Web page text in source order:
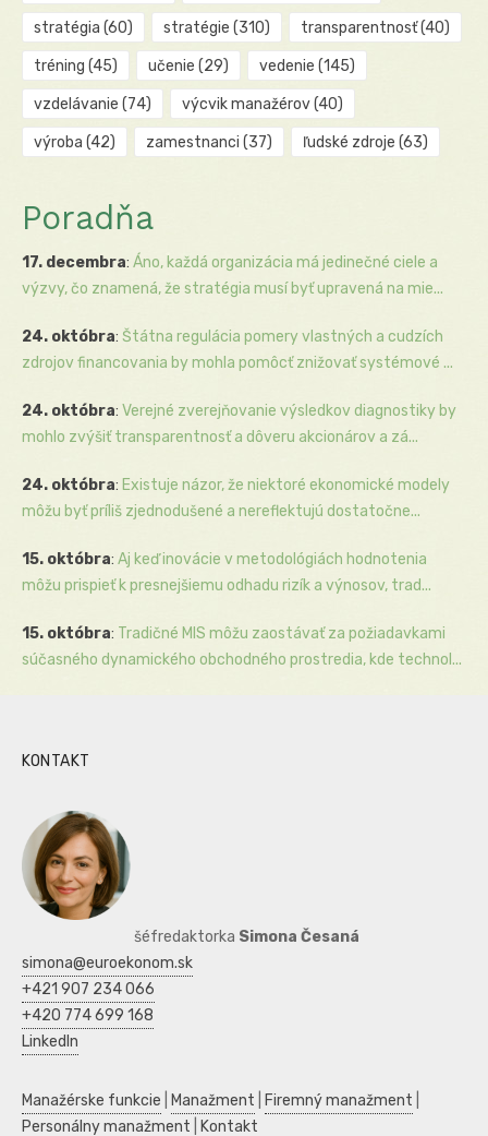
stratégia (60) stratégie (310) transparentnosť(40)
tréning (45) učenie (29) vedenie (145)
vzdelávanie (74) výcvik manažérov(40)
výroba (42) zamestnanci (37) ľudské zdroje (63)
Poradňa
17. decembra: Áno, každá organizácia má jedinečné ciele a
výzvy, čo znamená, že stratégia musí byť upravená na mie...
24. októbra: Štátna regulácia pomery vlastných a cudzích
zdrojov financovania by mohla pomôcť znižovať systémové ...
24. októbra: Verejné zverejňovanie výsledkov diagnostiky by
mohlo zvýšiť transparentnosť a dôveru akcionárov a zá...
24. októbra: Existuje názor, že niektoré ekonomické modely
môžu byť príliš zjednodušené a nereflektujú dostatočne...
15. októbra: Aj keď inovácie v metodológiách hodnotenia
môžu prispieť k presnejšiemu odhadu rizík a výnosov, trad...
15. októbra: Tradičné MIS môžu zaostávať za požiadavkami
súčasného dynamického obchodného prostredia, kde technol...
KONTAKT
šéfredaktorka Simona Česaná
simona@euroekonom.sk
+421 907 234 066
+420 774 699 168
LinkedIn
Manažérske funkcie Manažment Firemný manažment
Personálny manažment
Kontakt